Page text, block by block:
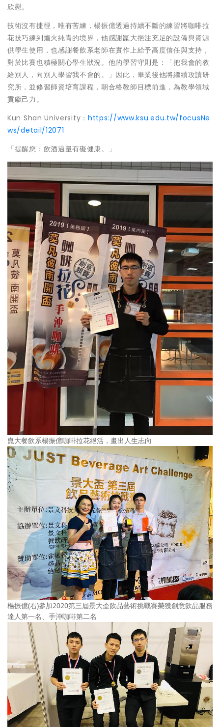
欣慰。
技術沒有捷徑，唯有苦練，楊振億透過持續不斷的練習將咖啡拉
花技巧練到爐火純青的境界，他感謝崑大挹注充足的設備與資源
供學生使用，也感謝餐飲系老師在實作上給予高度信任與支持，
對於比賽也積極關心學生狀況。他的學習守則是：「把我會的教
給別人，向別人學習我不會的。」因此，畢業後他將繼續攻讀研
究所，並修習師資培育課程，朝合格教師目標前進，為教學領域
貢獻己力。
Kun Shan University： https://www.ksu.edu.tw/focusNe
ws/detail/12071
「提醒您：飲酒過量有礙健康。」
崑大餐飲系楊振億咖啡拉花絕活，畫出人生志向
楊振億(右)參加2020第三屆景大盃飲品藝術挑戰賽榮獲創意飲品服務
達人第一名、手沖咖啡第二名